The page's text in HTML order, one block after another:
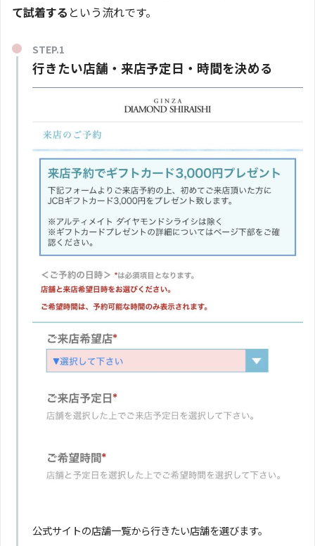
て試着する という流れです。
行きたい店舗・来店予定日・時間を決める
公式サイトの店舗一覧から行きたい店舗を選びます。